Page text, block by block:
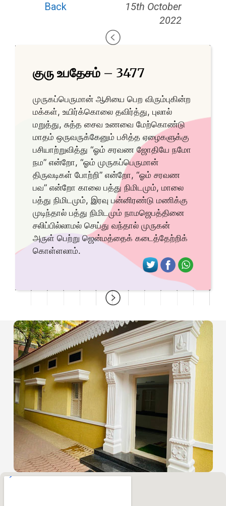
Back
15th October
2022
குரு உபதேசம் – 3477
முருகப்பெருமான் ஆசியை பெற விரும்புகின்ற
மக்கள், உயிர்க்கொலை தவிர்த்து, புலால்
மறுத்து, சுத்த சைவ உணவை மேற்கொண்டு
மாதம் ஒருவருக்கேனும் பசித்த ஏழைகளுக்கு
பசியாற்றுவித்து “ஓம் சரவண ஜோதியே நமோ
நம” என்றோ, “ஓம் முருகப்பெருமான்
திருவடிகள் போற்றி” என்றோ, “ஓம் சரவண
பவ” என்றோ காலை பத்து நிமிடமும், மாலை
பத்து நிமிடமும், இரவு பன்னிரண்டு மணிக்கு
முடிந்தால் பத்து நிமிடமும் நாமஜெபத்தினை
சலிப்பில்லாமல் செய்து வந்தால் முருகன்
அருள் பெற்று ஜென்மத்தைக் கடைத்தேற்றிக்
கொள்ளலாம்.